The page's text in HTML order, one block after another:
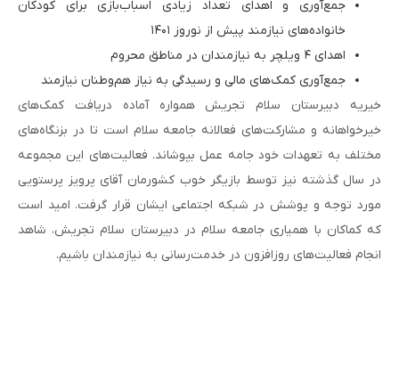
جمع‌آوری و اهدای تعداد زیادی اسباب‌بازی برای کودکان
خانواده‌های نیازمند پیش از نوروز ۱۴۰۱
اهدای ۴ ویلچر به نیازمندان در مناطق محروم
جمع‌آوری کمک‌های مالی و رسیدگی به نیاز هم‌وطنان نیازمند
خیریه دبیرستان سلام تجریش همواره آماده دریافت کمک‌های
خیرخواهانه و مشارکت‌های فعالانه جامعه سلام است تا در بزنگاه‌های
مختلف به تعهدات خود جامه عمل بپوشاند. فعالیت‌های این مجموعه
در سال گذشته نیز توسط بازیگر خوب کشورمان آقای پرویز پرستویی
مورد توجه و پوشش در شبکه اجتماعی ایشان قرار گرفت. امید است
که کماکان با همیاری جامعه سلام در دبیرستان سلام تجریش، شاهد
انجام فعالیت‌های روزافزون در خدمت‌رسانی به نیازمندان باشیم.